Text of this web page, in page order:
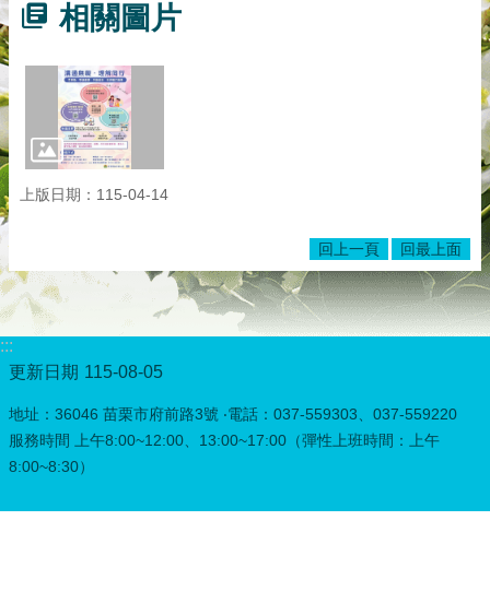
相關圖片
上版日期：115-04-14
回上一頁 回最上面
:::
更新日期 115-08-05
地址：36046 苗栗市府前路3號 ‧電話：037-559303、037-559220
服務時間 上午8:00~12:00、13:00~17:00（彈性上班時間：上午
8:00~8:30）